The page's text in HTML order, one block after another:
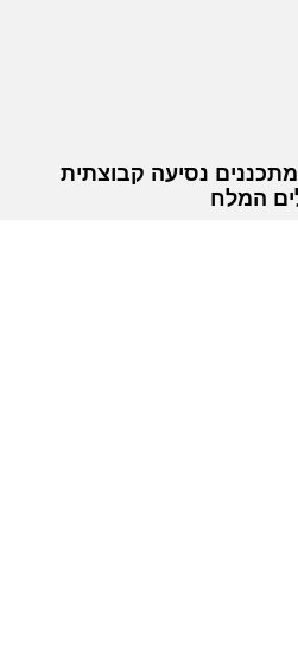
2026: כך מתכננים נסיעה קבוצתית
המלח